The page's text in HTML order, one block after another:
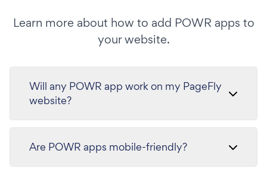
Learn more about how to add POWR apps to
your website.
Will any POWR app work on my PageFly
website?
Are POWR apps mobile-friendly?